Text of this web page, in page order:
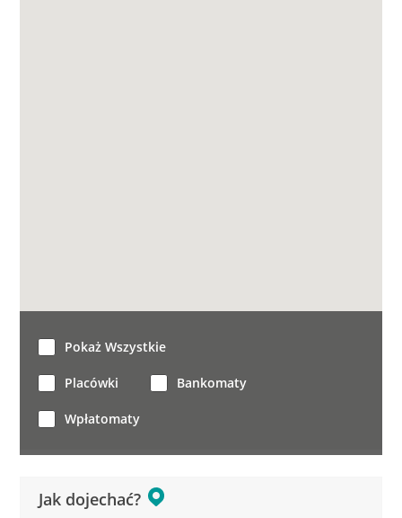
Jak dojechać?
Pokaż Wszystkie
Placówki Bankomaty
Wpłatomaty